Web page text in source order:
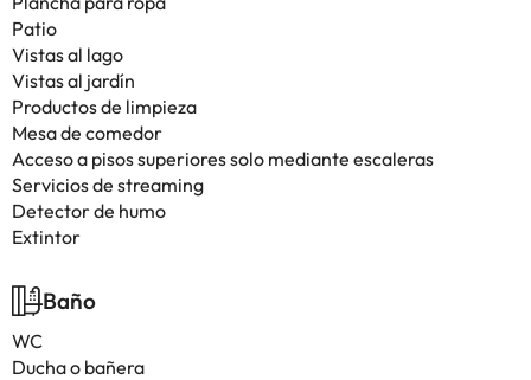
Patio
Vistas al lago
Vistas al jardín
Productos de limpieza
Mesa de comedor
Acceso a pisos superiores solo mediante escaleras
Servicios de streaming
Detector de humo
Extintor
Baño
WC
Ducha o bañera